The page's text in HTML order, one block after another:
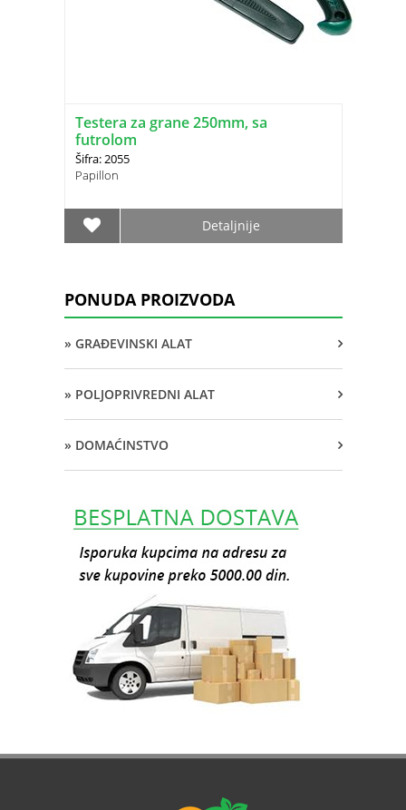
Testera za grane 250mm, sa
futrolom
Šifra: 2055
Papillon
Detaljnije
PONUDA PROIZVODA
» GRAĐEVINSKI ALAT
» POLJOPRIVREDNI ALAT
» DOMAĆINSTVO